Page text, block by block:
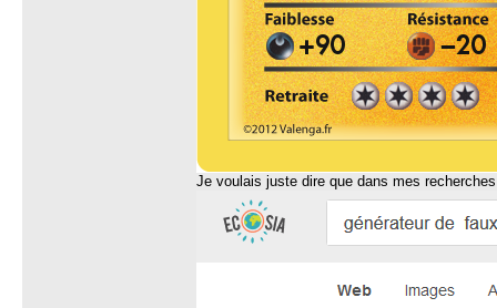
Je voulais juste dire que dans mes